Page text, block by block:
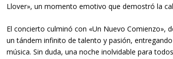
Llover», un momento emotivo que demostró la
El concierto culminó con «Un Nuevo Comienzo»,
un tándem infinito de talento y pasión,
música. Sin duda, una noche inolvidable para